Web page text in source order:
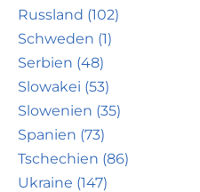
Russland (102)
Schweden (1)
Serbien (48)
Slowakei (53)
Slowenien (35)
Spanien (73)
Tschechien (86)
Ukraine (147)